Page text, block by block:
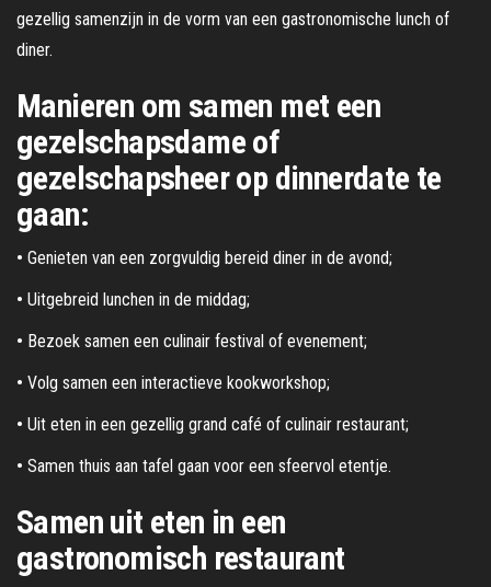
gezellig samenzijn in de vorm van een gastronomische lunch of
diner.
Manieren om samen met een
gezelschapsdame of
gezelschapsheer op dinnerdate te
gaan:
• Genieten van een zorgvuldig bereid diner in de avond;
• Uitgebreid lunchen in de middag;
• Bezoek samen een culinair festival of evenement;
• Volg samen een interactieve kookworkshop;
• Uit eten in een gezellig grand café of culinair restaurant;
• Samen thuis aan tafel gaan voor een sfeervol etentje.
Samen uit eten in een
gastronomisch restaurant